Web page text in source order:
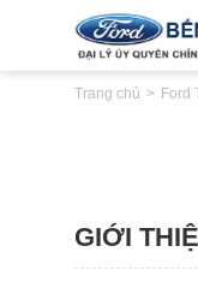
Trang chủ Ford
GIỚI